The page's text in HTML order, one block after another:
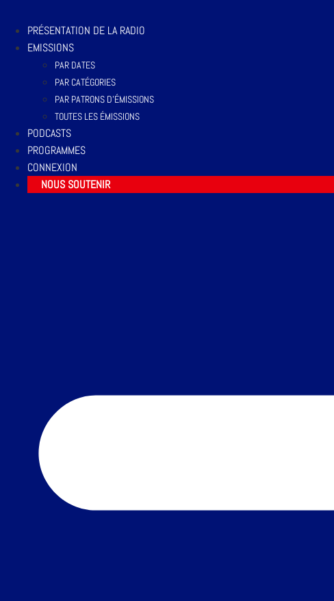
PRÉSENTATION DE LA RADIO
EMISSIONS
PAR DATES
PAR CATÉGORIES
PAR PATRONS D’ÉMISSIONS
TOUTES LES ÉMISSIONS
PODCASTS
PROGRAMMES
CONNEXION
NOUS SOUTENIR